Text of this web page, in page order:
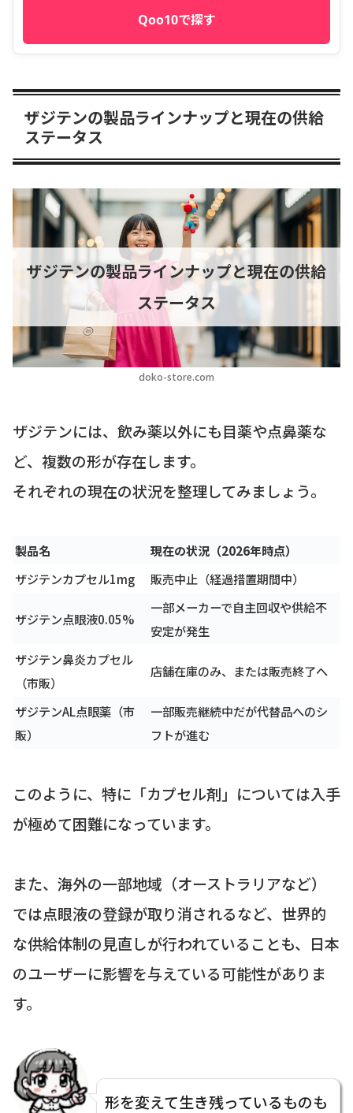
Qoo10で探す
ザジテンの製品ラインナップと現在の供給
ステータス
doko-store.com
ザジテンの製品ラインナップと現在の供給
ステータス
ザジテンには、飲み薬以外にも目薬や点鼻薬な
ど、複数の形が存在します。
それぞれの現在の状況を整理してみましょう。
製品名
現在の状況（2026年時点）
ザジテンカプセル1mg
販売中止（経過措置期間中）
ザジテン点眼液0.05%
一部メーカーで自主回収や供給不
安定が発生
ザジテン鼻炎カプセル
（市販）
店舗在庫のみ、または販売終了へ
ザジテンAL点眼薬（市
販）
一部販売継続中だが代替品へのシ
フトが進む
このように、特に「カプセル剤」については入手
が極めて困難になっています。
また、海外の一部地域（オーストラリアなど）
では点眼液の登録が取り消されるなど、世界的
な供給体制の見直しが行われていることも、日本
のユーザーに影響を与えている可能性がありま
す。
形を変えて生き残っているものも